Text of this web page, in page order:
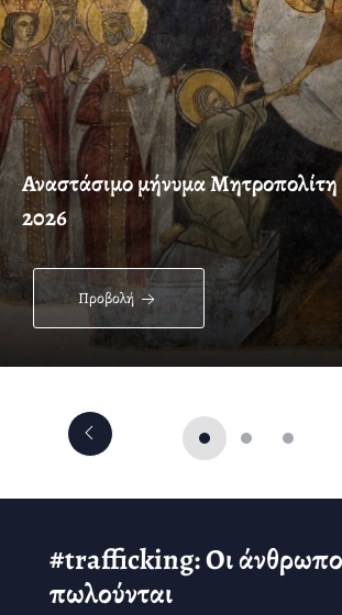
Αναστάσιμο μήνυμα
2026
Προβολή
#trafficking: Οι
πωλούνται